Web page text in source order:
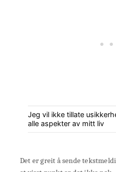
Jeg vil ikke tillate
alle aspekter av mitt liv
Det er greit å sende